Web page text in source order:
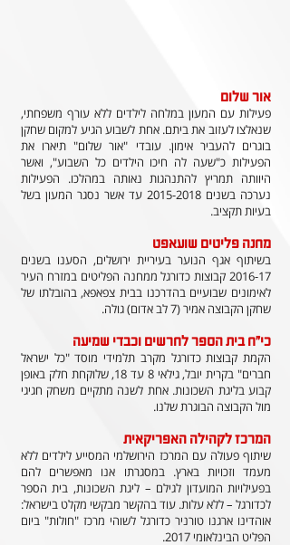
אור שלום
פעילות עם המעון במלחה לילדים ללא עורף משפחתי,
שנאלצו לעזוב את ביתם. אחת לשבוע הגיע למקום שחקן
בוגרים להעביר אימון. עובדי "אור שלום" תיארו את
הפעילות כ"שעה לה חיכו הילדים כל השבוע", ואשר
היוותה תמריץ להתנהגות נאותה במהלכו. הפעילות
נערכה בשנים 2015-2018 עד אשר נסגר המעון בשל
בעיות תקציב.
מחנה פליטים שועאפט
בשיתוף אגף הנוער בעיריית ירושלים, הסענו בשנים
2016-17 קבוצות כדורגל ממחנה הפליטים במזרח העיר
לאימונים שבועיים בהדרכנו בבית צפאפא, בהובלתו של
שחקן הקבוצה אמיר (7 לב אדום) גולה.
כי"ח בית הספר לחרשים וכבדי שמיעה
הקמת קבוצות כדורגל מקרב תלמידי מוסד "כל ישראל
חברים" בקרית יובל, גילאי 8 עד 18, שלוקחת חלק באופן
קבוע בליגת השכונות. אחת לשנה מתקיים משחק חגיגי
מול הקבוצה הבוגרת שלנו.
המרכז לקהילה האפריקאית
שיתוף פעולה עם המרכז הירושלמי המסייע לילדים ללא
מעמד וזכויות בארץ. במסגרתו אנו מאפשרים להם
בפעילויות המועדון לגילם – ליגת השכונות, בית הספר
לכדורגל – ללא עלות. עוד בהקשר מבקשי מקלט בישראל:
אוהדינו ארגנו טורניר כדורגל לשוהי מרכז "חולות" ביום
הפליט הבינלאומי 2017.